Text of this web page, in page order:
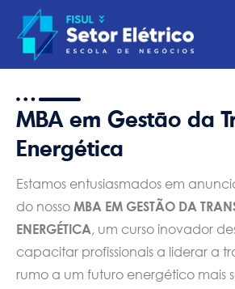
MBA em Gestão da
Energética
Estamos entusiasmados em
do nosso MBA EM GESTÃO DA
ENERGÉTICA, um curso inovador
capacitar profissionais a liderar a
rumo a um futuro energético mais